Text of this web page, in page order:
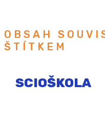
OBSAH
ŠTÍTKEM
SCIOŠKOLA